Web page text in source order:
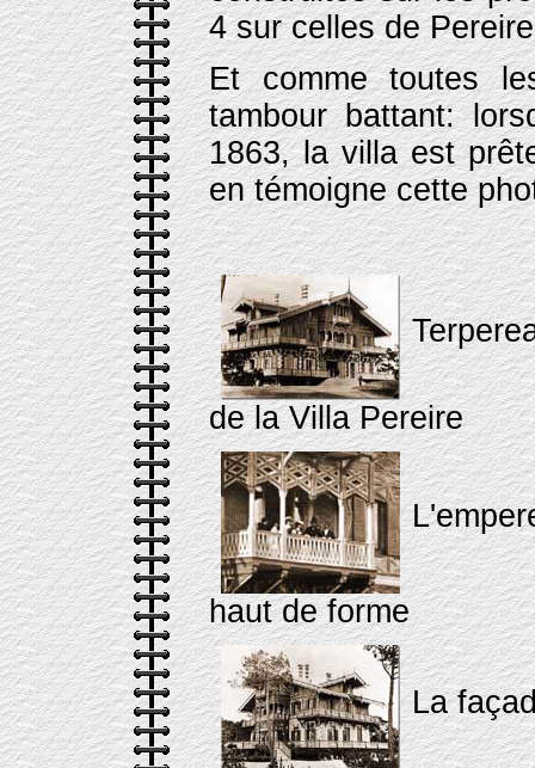
4 sur celles de
Et comme toutes
tambour battant:
1863, la villa est
en témoigne cette
de la Villa Pereire
haut de forme
La